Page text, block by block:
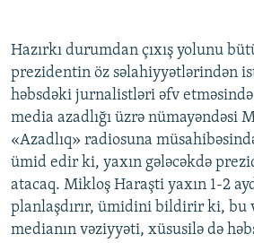
Hazırkı durumdan çıxış yolunu
prezidentin öz səlahiyyətlərindən
həbsdəki jurnalistləri əfv
media azadlığı üzrə nümayəndəsi
«Azadlıq» radiosuna
ümid edir ki, yaxın gələcəkdə
atacaq. Mikloş Haraşti yaxın 1-2
planlaşdırır, ümidini bildirir ki, bu
medianın vəziyyəti, xüsusilə də